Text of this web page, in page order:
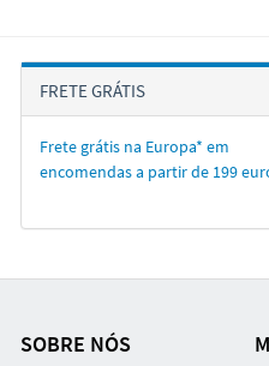
FRETE GRÁTIS
Frete grátis na Europa* em
encomendas a partir de 199
SOBRE NÓS